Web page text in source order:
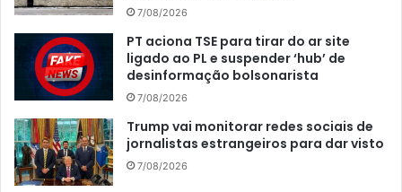
7/08/2026
PT aciona TSE para tirar do ar site
ligado ao PL e suspender ‘hub’ de
desinformação bolsonarista
7/08/2026
Trump vai monitorar redes sociais de
jornalistas estrangeiros para dar visto
7/08/2026